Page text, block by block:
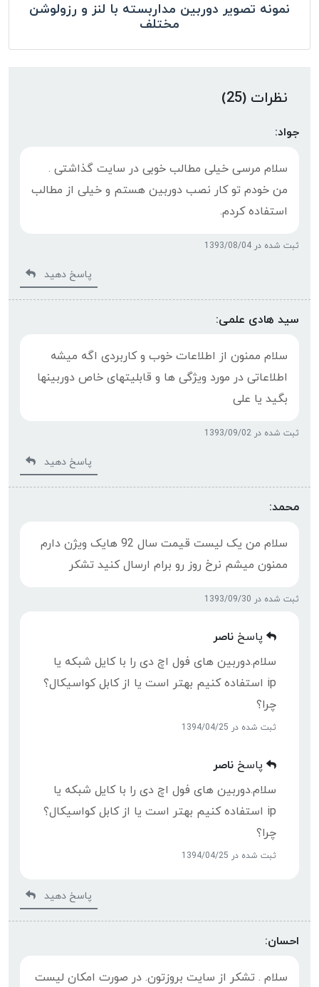
نمونه تصویر دوربین مداربسته با لنز و رزولوشن
مختلف
نظرات (25)
جواد:
سلام مرسی خیلی مطالب خوبی در سایت گذاشتی .
من خودم تو کار نصب دوربین هستم و خیلی از مطالب
استفاده کردم.
ثبت شده در 1393/08/04
پاسخ دهید
سید هادی علمی:
سلام ممنون از اطلاعات خوب و کاربردی اگه میشه
اطلاعاتی در مورد ویژگی ها و قابلیتهای خاص دوربینها
بگید یا علی
ثبت شده در 1393/09/02
پاسخ دهید
محمد:
سلام من يک ليست قيمت سال 92 هايک ويژن دارم
ممنون ميشم نرخ روز رو برام ارسال کنيد تشکر
ثبت شده در 1393/09/30
پاسخ ناصر
سلام.دوربین های فول اچ دی را با کایل شبکه یا
ip استفاده کنیم بهتر است یا از کابل کواسیکال؟
چرا؟
ثبت شده در 1394/04/25
پاسخ ناصر
سلام.دوربین های فول اچ دی را با کایل شبکه یا
ip استفاده کنیم بهتر است یا از کابل کواسیکال؟
چرا؟
ثبت شده در 1394/04/25
پاسخ دهید
احسان:
سلام . تشکر از سایت بروزتون. در صورت امکان لیست